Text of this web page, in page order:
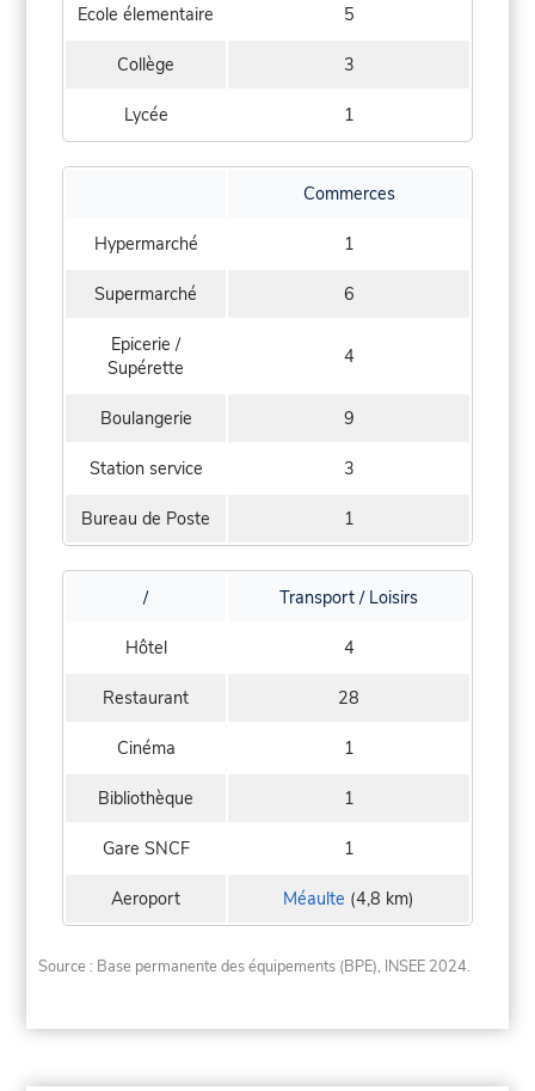
Ecole élementaire 5
Collège 3
Lycée 1
Commerces
Hypermarché 1
Supermarché 6
Epicerie /
Supérette
4
Boulangerie 9
Station service 3
Bureau de Poste 1
/ Transport / Loisirs
Hôtel 4
Restaurant 28
Cinéma 1
Bibliothèque 1
Gare SNCF 1
Aeroport Méaulte (4,8 km)
Source : Base permanente des équipements (BPE), INSEE 2024.